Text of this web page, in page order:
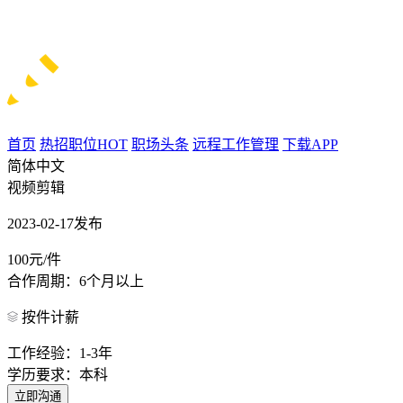
首页 热招职位HOT 职场头条 远程工作管理 下载APP
简体中文
视频剪辑
2023-02-17发布
100元/件
合作周期：6个月以上
按件计薪
工作经验：1-3年
学历要求：本科
立即沟通